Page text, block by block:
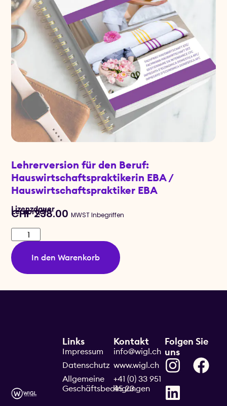
Lehrerversion für den Beruf:
Hauswirtschaftspraktikerin EBA /
Hauswirtschaftspraktiker EBA
Lizenzdauer
Lernort(e)
CHF238.00 MWST Inbegriffen
In den Warenkorb
Kontakt
info@wigl.ch
www.wigl.ch
+41 (0) 33 951
45 23
Links
Impressum
Datenschutz
Allgemeine
Geschäftsbedingungen
Folgen Sie
uns